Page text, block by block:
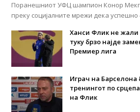
Поранешниот УФЦ шампион Конор
преку социјалните мрежи дека
Ханси Флик не жали
туку брзо најде
Премиер лига
Играч на Барселона
тренингот по
на Флик